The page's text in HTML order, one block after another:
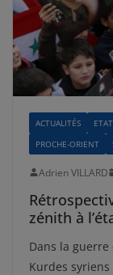
ACTUALITÉS
PROCHE-ORIENT
Adrien VILLARD
zénith à
Dans la
Kurdes